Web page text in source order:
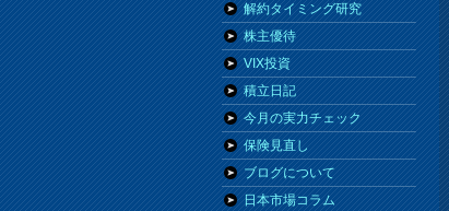
解約タイミング研究
株主優待
VIX投資
積立日記
今月の実力チェック
保険見直し
ブログについて
日本市場コラム